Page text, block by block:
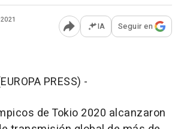
Abrir opciones para
IA Seguir en
PRESS) -
de Tokio 2020 alcanzaron